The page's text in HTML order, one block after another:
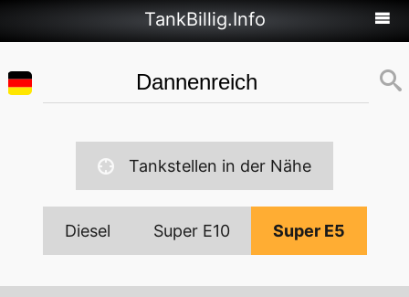
TankBillig.Info
Tankstellen in der Nähe
Diesel Super E10 Super E5